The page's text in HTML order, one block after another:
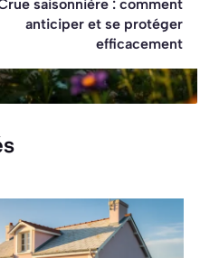
saisonnière : comment
anticiper et se protéger
efficacement